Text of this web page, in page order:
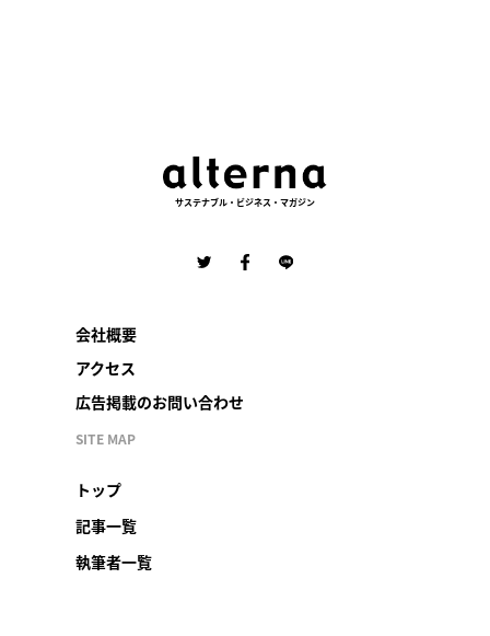
サステナブル・ビジネス・マガジン
会社概要
アクセス
広告掲載のお問い合わせ
SITE MAP
トップ
記事一覧
執筆者一覧